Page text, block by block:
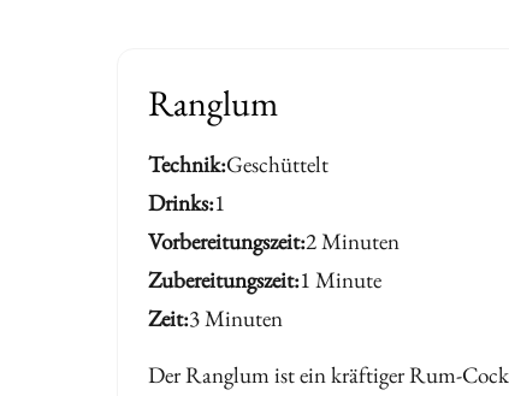
Ranglum
Technik Geschüttelt
Drinks 1
Vorbereitungszeit 2 Minuten
Zubereitungszeit 1 Minute
Zeit 3 Minuten
Der Ranglum ist ein kräftiger Rum-